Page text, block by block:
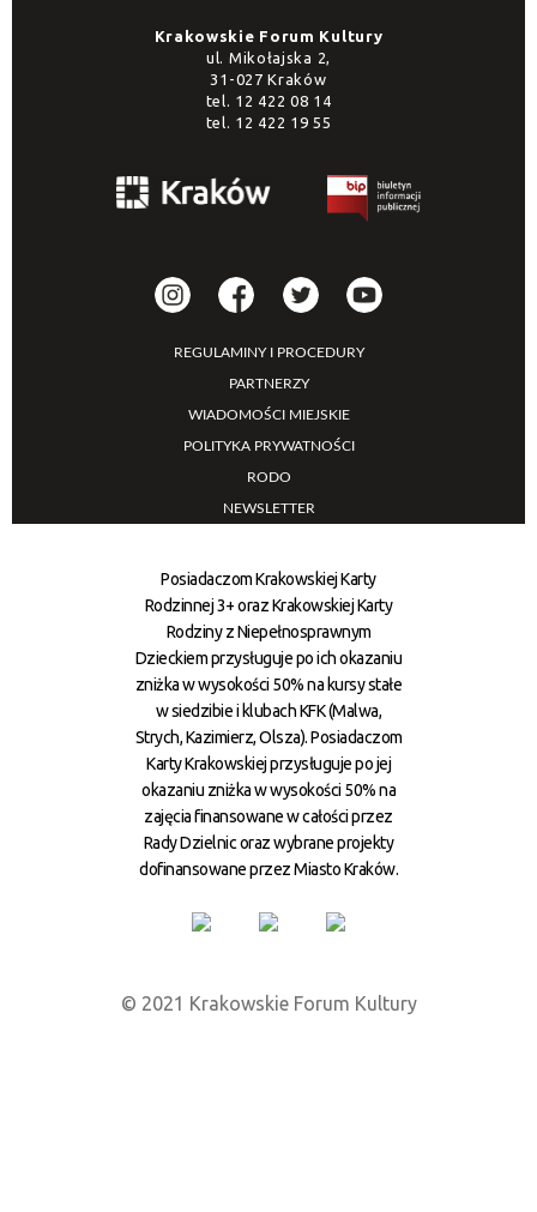
Krakowskie Forum Kultury
ul. Mikołajska 2,
31-027 Kraków
tel. 12 422 08 14
tel. 12 422 19 55
REGULAMINY I PROCEDURY
PARTNERZY
WIADOMOŚCI MIEJSKIE
POLITYKA PRYWATNOŚCI
RODO
NEWSLETTER
Posiadaczom Krakowskiej Karty
Rodzinnej 3+ oraz Krakowskiej Karty
Rodziny z Niepełnosprawnym
Dzieckiem przysługuje po ich okazaniu
zniżka w wysokości 50% na kursy stałe
w siedzibie i klubach KFK (Malwa,
Strych, Kazimierz, Olsza). Posiadaczom
Karty Krakowskiej przysługuje po jej
okazaniu zniżka w wysokości 50% na
zajęcia finansowane w całości przez
Rady Dzielnic oraz wybrane projekty
dofinansowane przez Miasto Kraków.
© 2021 Krakowskie Forum Kultury